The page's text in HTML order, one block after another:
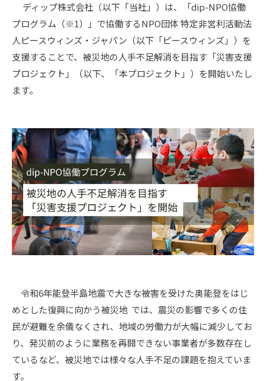
ディップ株式会社（以下「当社」）は、「dip-NPO協働
プログラム（※1）」で協働するNPO団体 特定非営利活動法
人ピースウィンズ・ジャパン（以下「ピースウィンズ」）を
支援することで、被災地の人手不足解消を目指す「災害支援
プロジェクト」（以下、「本プロジェクト」）を開始いたし
ます。
令和6年能登半島地震で大きな被害を受けた奥能登をはじ
めとした復興に向かう被災地 では、震災の影響で多くの住
民が避難を余儀なくされ、地域の労働力が大幅に減少してお
り、発災前のように業務を再開できない事業者が多数存在し
ているなど、被災地では様々な人手不足の課題を抱えていま
す。